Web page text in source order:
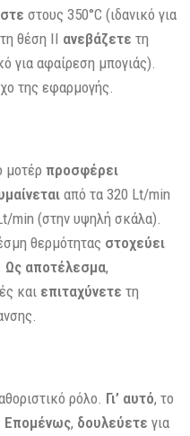
στους 350°C (ιδανικό για
θέση II ανεβάζετε τη
για αφαίρεση μπογιάς).
της εφαρμογής.
μοτέρ προσφέρει
από τα 320 Lt/min
min (στην υψηλή σκάλα).
θερμότητας στοχεύει
Ως αποτέλεσμα,
και επιταχύνετε τη
ρόλο. Γι’ αυτό, το
Επομένως, δουλεύετε για